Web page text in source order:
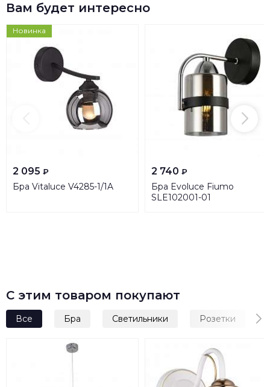
Вам будет интересно
Новинка
2 095 ₽
Бра Vitaluce V4285-1/1A
2 740 ₽
Бра Evoluce Fiumo
SLE102001-01
С этим товаром покупают
Все Бра Светильники Розетки